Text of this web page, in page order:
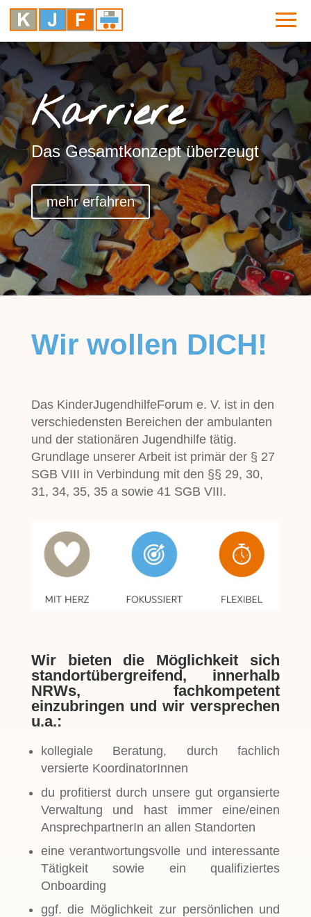
Karriere
Das Gesamtkonzept überzeugt
mehr erfahren
Wir wollen DICH!
Das KinderJugendhilfeForum e. V. ist in den
verschiedensten Bereichen der ambulanten
und der stationären Jugendhilfe tätig.
Grundlage unserer Arbeit ist primär der § 27
SGB VIII in Verbindung mit den §§ 29, 30,
31, 34, 35, 35 a sowie 41 SGB VIII.
Wir bieten die Möglichkeit sich
standortübergreifend, innerhalb
NRWs, fachkompetent
einzubringen und wir versprechen
u.a.:
kollegiale Beratung, durch fachlich
versierte KoordinatorInnen
du profitierst durch unsere gut organsierte
Verwaltung und hast immer eine/einen
AnsprechpartnerIn an allen Standorten
eine verantwortungsvolle und interessante
Tätigkeit sowie ein qualifiziertes
Onboarding
ggf. die Möglichkeit zur persönlichen und